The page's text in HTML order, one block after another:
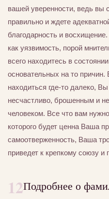
вашей уверенности, ведь вы
правильно и ждете
благодарность и
как уязвимость, порой
всего находитесь в
основательных на то
находиться где-то далеко,
несчастливо, брошенным и
человеком. Все что вам
которого будет ценна Ваша
самоотверженность, Ваша
приведет к крепкому союзу
12Подробнее о